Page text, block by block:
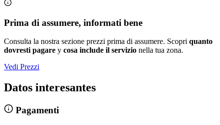
Prima di assumere, informati bene
Consulta la nostra sezione prezzi prima di assumere. Scopri quanto
dovresti pagare y cosa include il servizio nella tua zona.
Vedi Prezzi
Datos interesantes
Pagamenti